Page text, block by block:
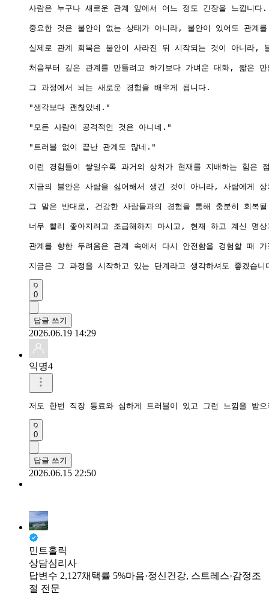
사람은 누구나 새로운 관계 앞에서 어느 정도 긴장을 느낍니다.
중요한 것은 불안이 없는 상태가 아니라, 불안이 있어도 관계
실제로 관계 회복은 불안이 사라진 뒤 시작되는 것이 아니라,
처음부터 깊은 관계를 만들려고 하기보다 가벼운 대화, 짧은
그 과정에서 뇌는 새로운 경험을 배우게 됩니다.
"생각보다 괜찮았네."
"모든 사람이 공격적인 것은 아니네."
"트러블 없이 끝난 관계도 많네."
이런 경험들이 쌓일수록 과거의 상처가 현재를 지배하는 힘은
지금의 불안은 사람을 싫어해서 생긴 것이 아니라, 사람에게
그 말은 반대로, 건강한 사람들과의 경험을 통해 충분히 회복
너무 빨리 좋아지려고 조급해하지 마시고, 현재 하고 계신 명
관계를 향한 두려움은 관계 속에서 다시 안전함을 경험할 때
0
답글 쓰기
2026.06.19 14:29
익명4
저도 한번 직장 동료와 심하게 트러블이 있고 그런 느낌을 받
0
답글 쓰기
2026.06.15 22:50
민트홀릭
상담심리사
답변수 2,127채택률 5%마음·정신건강, 스트레스·감정조
절 전문